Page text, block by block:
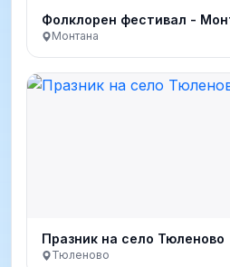
Фолклорен фестивал -
Монтана
Празник на село Тюленово
Тюленово